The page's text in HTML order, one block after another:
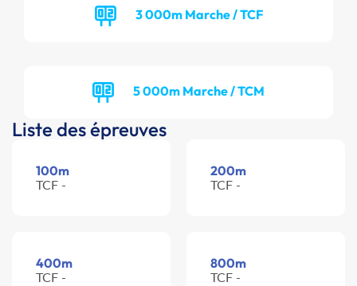
3 000m Marche / TCF
5 000m Marche / TCM
Liste des épreuves
100m
TCF -
200m
TCF -
400m
TCF -
800m
TCF -